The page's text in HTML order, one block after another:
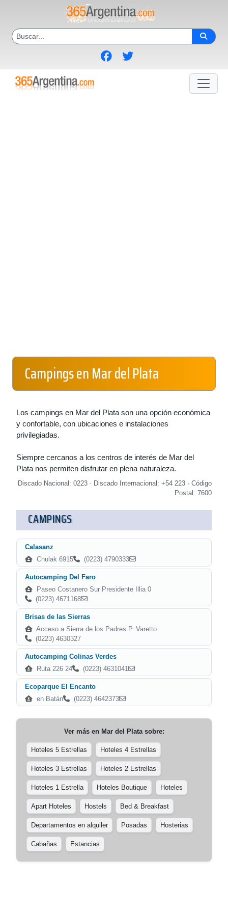
Campings en Mar del Plata
Los campings en Mar del Plata son una opción económica
y confortable, con ubicaciones e instalaciones
privilegiadas.
Siempre cercanos a los centros de interés de Mar del
Plata nos permiten disfrutar en plena naturaleza.
Discado Nacional: 0223 · Discado Internacional: +54 223 · Código
Postal: 7600
CAMPINGS
Calasanz
Chulak 6915
(0223) 4790333
Autocamping Del Faro
Paseo Costanero Sur Presidente Illia 0
(0223) 4671168
Brisas de las Sierras
Acceso a Sierra de los Padres P. Varetto
(0223) 4630327
Autocamping Colinas Verdes
Ruta 226 24
(0223) 4631041
Ecoparque El Encanto
en Batán
(0223) 4642373
Ver más en Mar del Platasobre:
Hoteles 5 Estrellas Hoteles 4 Estrellas
Hoteles 3 Estrellas Hoteles 2 Estrellas
Hoteles 1 Estrella Hoteles Boutique Hoteles
Apart Hoteles Hostels Bed & Breakfast
Departamentos en alquiler Posadas Hosterias
Cabañas Estancias